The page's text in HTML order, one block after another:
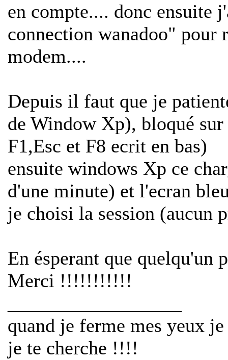
en compte.... donc
connection wanadoo" pour
modem....
Depuis il faut que je
de Window Xp), bloqué
F1,Esc et F8 ecrit en bas)
ensuite windows Xp ce
d'une minute) et l'ecran
je choisi la session (aucun
En ésperant que quelqu'un
Merci !!!!!!!!!!!
quand je ferme mes yeux
je te cherche !!!!